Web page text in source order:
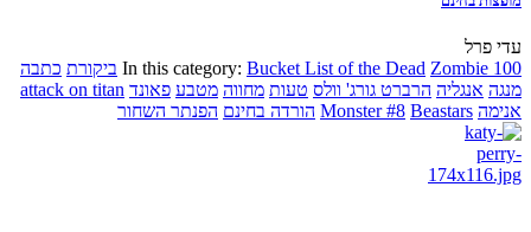
עדי פרל
In this category: Bucket List of the Dead Zombie 100 ביקורת כתבה
מנגה אנגליה הרברט גורג' וולס טעות מחווה מטבע פאונד attack on titan
אנימה
Monster #8 Beastars הורדה בחינם הפנתר השחור